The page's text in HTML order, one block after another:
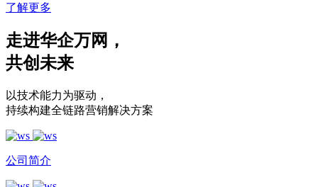
了解更多
走进华企万网 ，
共创未来
以技术能力为驱动 ，
持续构建全链路营销解决方案
公司简介